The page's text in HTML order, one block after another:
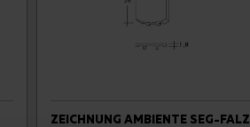
ZEICHNUNG AMBIENTE SEG-FALZ